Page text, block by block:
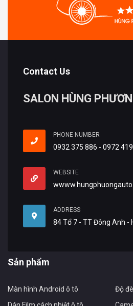
Contact Us
SALON HÙNG
PHONE NUMBER
0932 375 886 - 0972
WEBSITE
ADDRESS
84 Tổ 7 - TT Đông Anh -
Sản phẩm
Màn hình Android ô tô
Độ